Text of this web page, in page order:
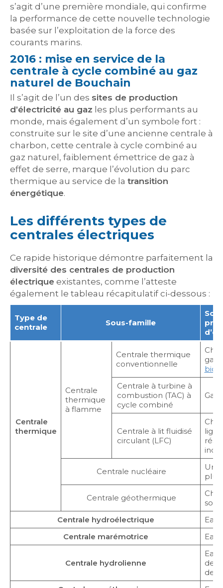
s’agit d’une première mondiale, qui confirme
la performance de cette nouvelle technologie
basée sur l’exploitation de la force des
courants marins.
2016 : mise en service de la
centrale à cycle combiné au gaz
naturel de Bouchain
Il s’agit de l’un des sites de production
d’électricité au gaz les plus performants au
monde, mais également d’un symbole fort :
construite sur le site d’une ancienne centrale à
charbon, cette centrale à cycle combiné au
gaz naturel, faiblement émettrice de gaz à
effet de serre, marque l’évolution du parc
thermique au service de la transition
énergétique.
Les différents types de
centrales électriques
Ce rapide historique démontre parfaitement la
diversité des centrales de production
électrique existantes, comme l’atteste
également le tableau récapitulatif ci-dessous :
Type de
centrale
Sous-famille
Centrale
thermique
Centrale
thermique
à flamme
Centrale thermique
conventionnelle
gaz
Centrale à turbine à
combustion (TAC) à
cycle combiné
Gaz
Centrale à lit fluidisé
circulant (LFC)
Centrale nucléaire
Centrale géothermique
sols
Centrale hydroélectrique
Eau
Centrale marémotrice
Eau
Centrale hydrolienne
Eau
de
des